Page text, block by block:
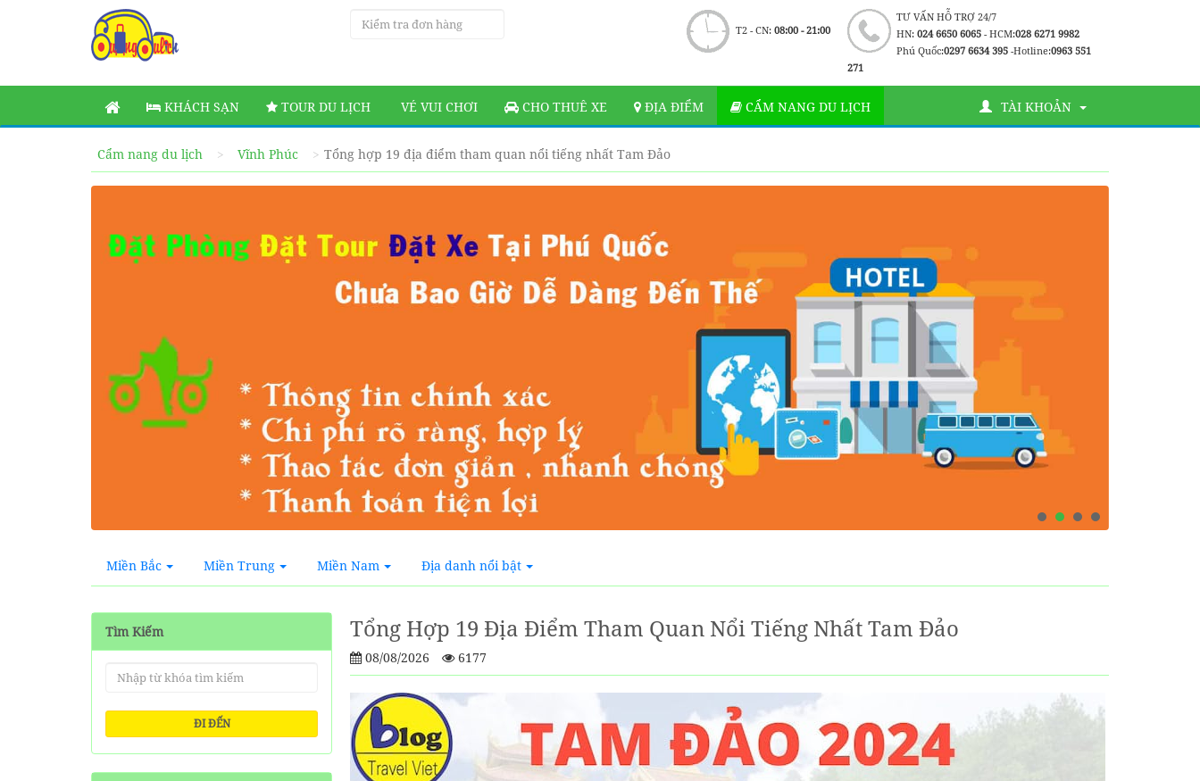
TƯ VẤN HỖ TRỢ 24/7
HN: 024 6650 6065- HCM:028 6271 9982
Phú Quốc:0297 6634 395 -Hotline:0963 551
271
T2 - CN: 08:00 - 21:00
KHÁCH SẠN TOUR DU LỊCH VÉ VUI CHƠI CHO THUÊ XE ĐỊA ĐIỂM CẨM NANG DU LỊCH TÀI KHOẢN
Cẩm nang du lịch Vĩnh Phúc Tổng hợp 19 địa điểm tham quan nổi tiếng nhất Tam Đảo
Miền Bắc Miền Trung Miền Nam Địa danh nổi bật
Tìm Kiếm
ĐI ĐẾN
Tổng Hợp 19 Địa Điểm Tham Quan Nổi Tiếng Nhất Tam Đảo
08/08/2026 6177